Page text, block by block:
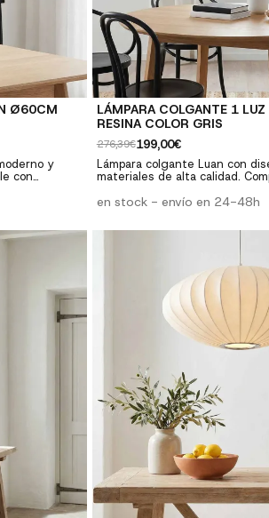
Ø60CM
y
con
Fácil
LÁMPARA COLGANTE 1
RESINA COLOR GRIS
276,39€199,00€
Lámpara colgante Luan con
materiales de alta calidad.
comedores y dormitorios. ✓ Diseño moderno: Estilo
instalación: Incluye
en stock - envío en 24-48h